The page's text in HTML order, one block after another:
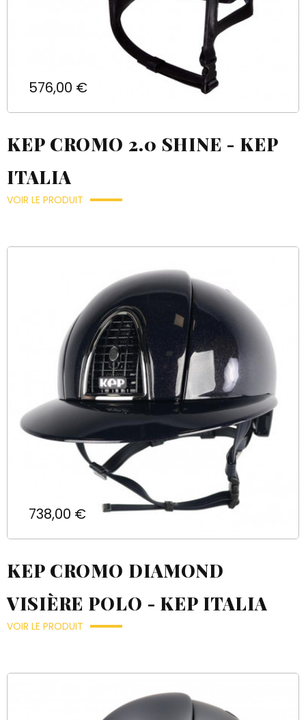
Prix
576,00 €
KEP CROMO 2.0 SHINE - KEP
ITALIA
VOIR LE PRODUIT
Prix
738,00 €
KEP CROMO DIAMOND
VISIÈRE POLO - KEP ITALIA
VOIR LE PRODUIT